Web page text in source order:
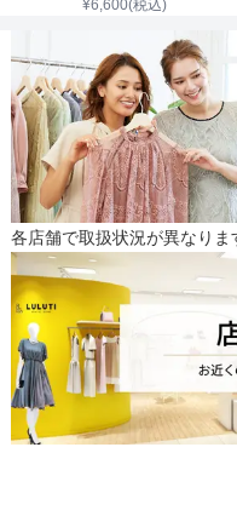
¥6,600(税込)
各店舗で取扱状況が異なり